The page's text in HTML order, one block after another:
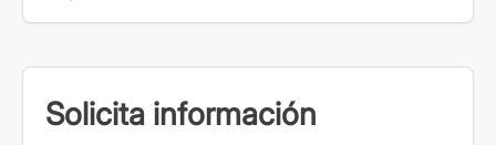
Solicita información